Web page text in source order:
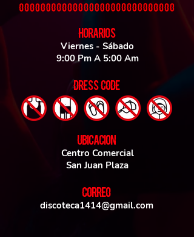
HORARIOS
Viernes - Sábado
9:00 Pm A 5:00 Am
DRESS CODE
UBICACIoN
Centro Comercial
San Juan Plaza
CORREO
discoteca1414@gmail.com